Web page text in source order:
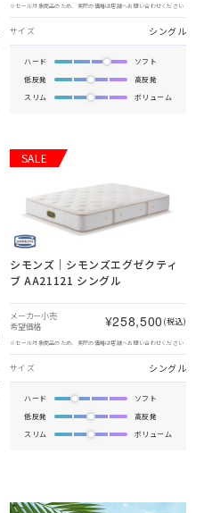
※セール対象商品のため、実際の価格は店舗へお問い合わせください
サイズ シングル
ハード
ソフト
低反発
高反発
スリム
ボリューム
SALE
シモンズ｜シモンズエグゼクティ
ブ AA21121 シングル
メーカー小売
希望価格
¥258,500 (税込)
※セール対象商品のため、実際の価格は店舗へお問い合わせください
サイズ シングル
ハード
ソフト
低反発
高反発
スリム
ボリューム